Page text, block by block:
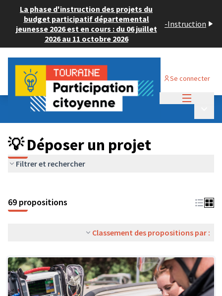
La phase d'instruction des projets du
budget participatif départemental
jeunesse 2026 est en cours : du 06 juillet
2026 au 11 octobre 2026
-Instruction
Se connecter
Budget Participatif ADULTE 2024
💡 Déposer un projet
💡 Déposer un projet
Filtrer et rechercher
69 propositions
Classement des propositions par :